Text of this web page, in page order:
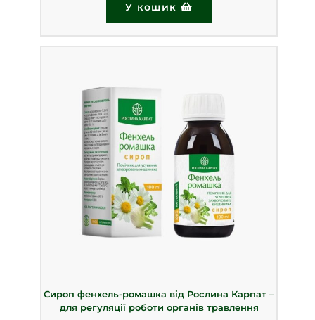
У кошик
Сироп фенхель-ромашка від Рослина Карпат –
для регуляції роботи органів травлення